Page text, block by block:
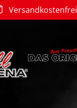
Versandkostenfrei